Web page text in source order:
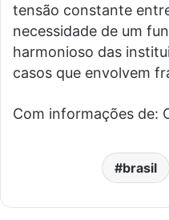
tensão constante
necessidade de um
harmonioso das
casos que envolvem
Com informações de:
brasil